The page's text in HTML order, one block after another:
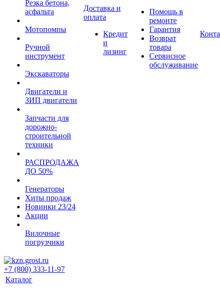
Резка бетона,
асфальта
Мотопомпы
Ручной
инструмент
Экскаваторы
Двигатели и
ЗИП двигатели
Запчасти для
дорожно-
строительной
техники
РАСПРОДАЖА
ДО 50%
Генераторы
Хиты продаж
Новинки 23/24
Акции
Вилочные
погрузчики
Доставка и
оплата
Кредит
и
лизинг
Помощь в
ремонте
Гарантия
Возврат
товара
Сервисное
обслуживание
+7 (800) 333-11-97
Каталог